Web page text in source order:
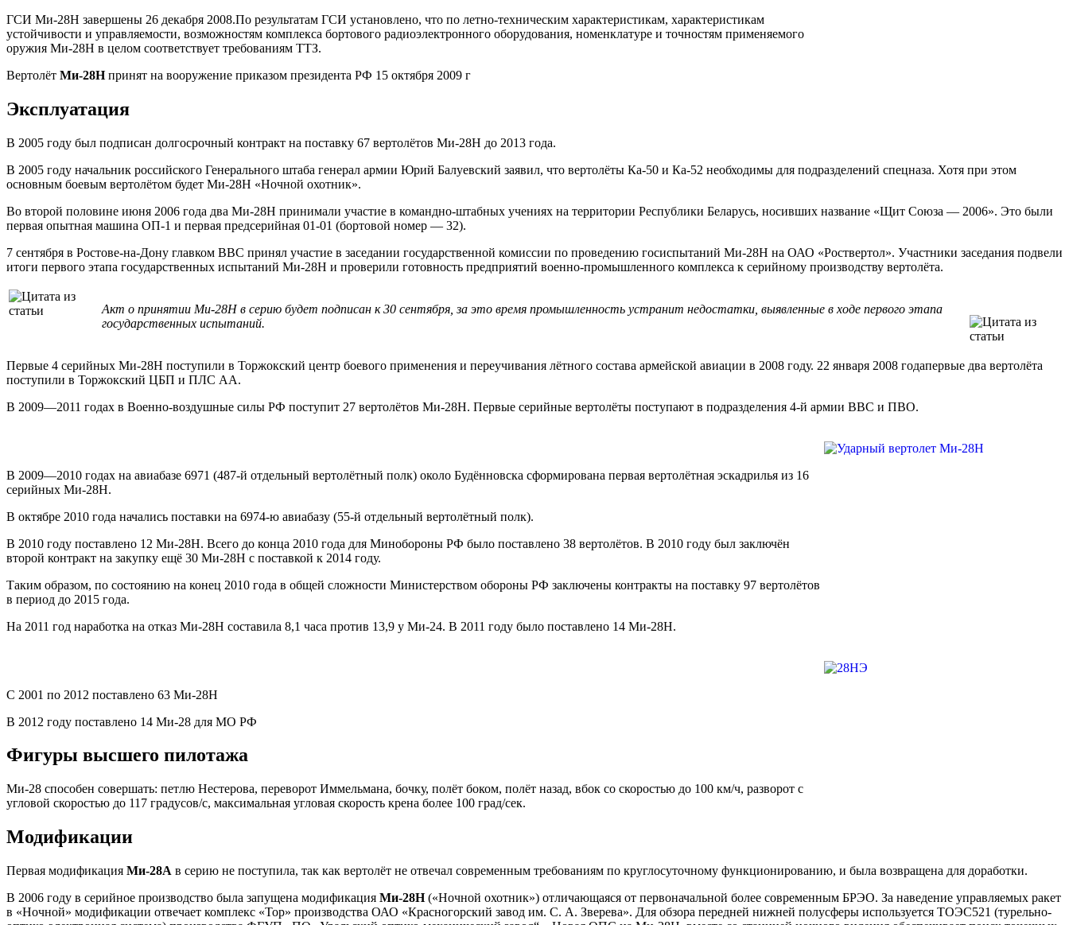
ГСИ Ми-28Н завершены 26 декабря 2008.По результатам ГСИ установлено, что по летно-техническим характеристикам, характеристикам
устойчивости и управляемости, возможностям комплекса бортового радиоэлектронного оборудования, номенклатуре и точностям применяемого
оружия Ми-28Н в целом соответствует требованиям ТТЗ.
Вертолёт Ми-28Нпринят на вооружение приказом президента РФ 15 октября 2009 г
Эксплуатация
В 2005 году был подписан долгосрочный контракт на поставку 67 вертолётов Ми-28Н до 2013 года.
В 2005 году начальник российского Генерального штаба генерал армии Юрий Балуевский заявил, что вертолёты Ка-50 и Ка-52 необходимы для подразделений спецназа. Хотя при этом
основным боевым вертолётом будет Ми-28Н «Ночной охотник».
Во второй половине июня 2006 года два Ми-28Н принимали участие в командно-штабных учениях на территории Республики Беларусь, носивших название «Щит Союза — 2006». Это были
первая опытная машина ОП-1 и первая предсерийная 01-01 (бортовой номер — 32).
7 сентября в Ростове-на-Дону главком ВВС принял участие в заседании государственной комиссии по проведению госиспытаний Ми-28Н на ОАО «Роствертол». Участники заседания подвели
итоги первого этапа государственных испытаний Ми-28Н и проверили готовность предприятий военно-промышленного комплекса к серийному производству вертолёта.
Акт о принятии Ми-28Н в серию будет подписан к 30 сентября, за это время промышленность устранит недостатки, выявленные в ходе первого этапа
государственных испытаний.
Первые 4 серийных Ми-28Н поступили в Торжокский центр боевого применения и переучивания лётного состава армейской авиации в 2008 году. 22 января 2008 годапервые два вертолёта
поступили в Торжокский ЦБП и ПЛС АА.
В 2009—2011 годах в Военно-воздушные силы РФ поступит 27 вертолётов Ми-28Н. Первые серийные вертолёты поступают в подразделения 4-й армии ВВС и ПВО.
В 2009—2010 годах на авиабазе 6971 (487-й отдельный вертолётный полк) около Будённовска сформирована первая вертолётная эскадрилья из 16
серийных Ми-28Н.
В октябре 2010 года начались поставки на 6974-ю авиабазу (55-й отдельный вертолётный полк).
В 2010 году поставлено 12 Ми-28Н. Всего до конца 2010 года для Минобороны РФ было поставлено 38 вертолётов. В 2010 году был заключён
второй контракт на закупку ещё 30 Ми-28Н с поставкой к 2014 году.
Таким образом, по состоянию на конец 2010 года в общей сложности Министерством обороны РФ заключены контракты на поставку 97 вертолётов
в период до 2015 года.
На 2011 год наработка на отказ Ми-28Н составила 8,1 часа против 13,9 у Ми-24. В 2011 году было поставлено 14 Ми-28Н.
С 2001 по 2012 поставлено 63 Ми-28Н
В 2012 году поставлено 14 Ми-28 для МО РФ
Фигуры высшего пилотажа
Ми-28 способен совершать: петлю Нестерова, переворот Иммельмана, бочку, полёт боком, полёт назад, вбок со скоростью до 100 км/ч, разворот с
угловой скоростью до 117 градусов/с, максимальная угловая скорость крена более 100 град/сек.
Модификации
Первая модификация Ми-28А в серию не поступила, так как вертолёт не отвечал современным требованиям по круглосуточному функционированию, и была возвращена для доработки.
В 2006 году в серийное производство была запущена модификация Ми-28Н(«Ночной охотник») отличающаяся от первоначальной более современным БРЭО. За наведение управляемых ракет
в «Ночной» модификации отвечает комплекс «Тор» производства ОАО «Красногорский завод им. С. А. Зверева». Для обзора передней нижней полусферы используется ТОЭС521 (турельно-